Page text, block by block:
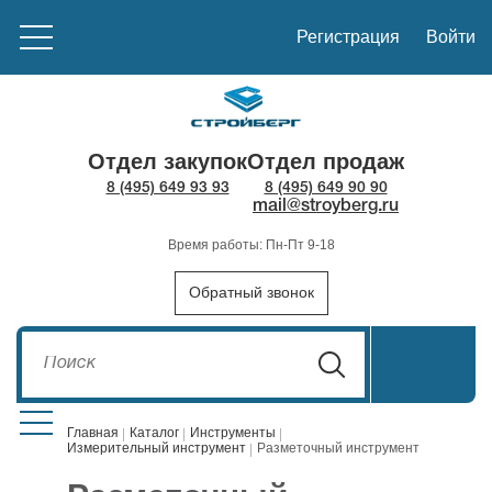
Регистрация Войти
Отдел закупок
8 (495) 649 93 93
Отдел продаж
8 (495) 649 90 90
mail@stroyberg.ru
Время работы: Пн-Пт 9-18
Обратный звонок
Главная Каталог
Инструменты
Измерительный инструмент
Разметочный инструмент